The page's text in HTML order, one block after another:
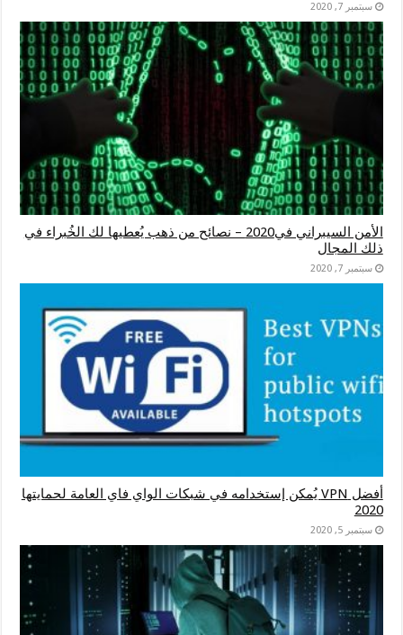
سبتمبر 7, 2020
الأمن السيبراني في2020 – نصائح من ذهب يُعطيها لك الخُبراء في
ذلك المجال
سبتمبر 7, 2020
أفضل VPN يُمكن إستخدامه في شبكات الواي فاي العامة لحمايتها
2020
سبتمبر 5, 2020